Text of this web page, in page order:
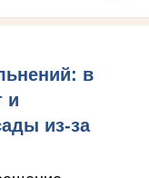
в
и
из-за